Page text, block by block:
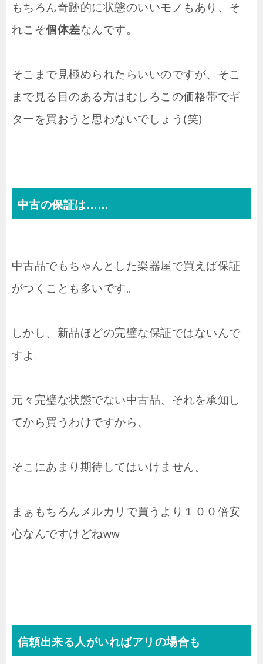
もちろん奇跡的に状態のいいモノもあり、そ
れこそ個体差なんです。
そこまで見極められたらいいのですが、そこ
まで見る目のある方はむしろこの価格帯でギ
ターを買おうと思わないでしょう(笑)
中古の保証は……
中古品でもちゃんとした楽器屋で買えば保証
がつくことも多いです。
しかし、新品ほどの完璧な保証ではないんで
すよ。
元々完璧な状態でない中古品、それを承知し
てから買うわけですから、
そこにあまり期待してはいけません。
まぁもちろんメルカリで買うより１００倍安
心なんですけどねww
信頼出来る人がいればアリの場合も